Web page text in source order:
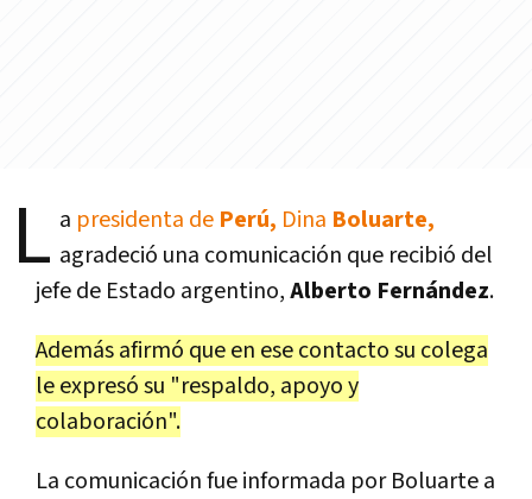
L a presidenta de Perú, Dina Boluarte,
agradeció una comunicación que recibió del
jefe de Estado argentino,Alberto Fernández.
Además afirmó que en ese contacto su colega
le expresó su "respaldo, apoyo y
colaboración".
La comunicación fue informada por Boluarte a